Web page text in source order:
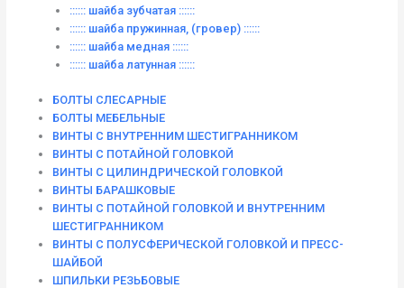
:::::: шайба зубчатая ::::::
:::::: шайба пружинная, (гровер) ::::::
:::::: шайба медная ::::::
:::::: шайба латунная ::::::
БОЛТЫ СЛЕСАРНЫЕ
БОЛТЫ МЕБЕЛЬНЫЕ
ВИНТЫ С ВНУТРЕННИМ ШЕСТИГРАННИКОМ
ВИНТЫ С ПОТАЙНОЙ ГОЛОВКОЙ
ВИНТЫ С ЦИЛИНДРИЧЕСКОЙ ГОЛОВКОЙ
ВИНТЫ БАРАШКОВЫЕ
ВИНТЫ С ПОТАЙНОЙ ГОЛОВКОЙ И ВНУТРЕННИМ
ШЕСТИГРАННИКОМ
ВИНТЫ С ПОЛУСФЕРИЧЕСКОЙ ГОЛОВКОЙ И ПРЕСС-
ШАЙБОЙ
ШПИЛЬКИ РЕЗЬБОВЫЕ